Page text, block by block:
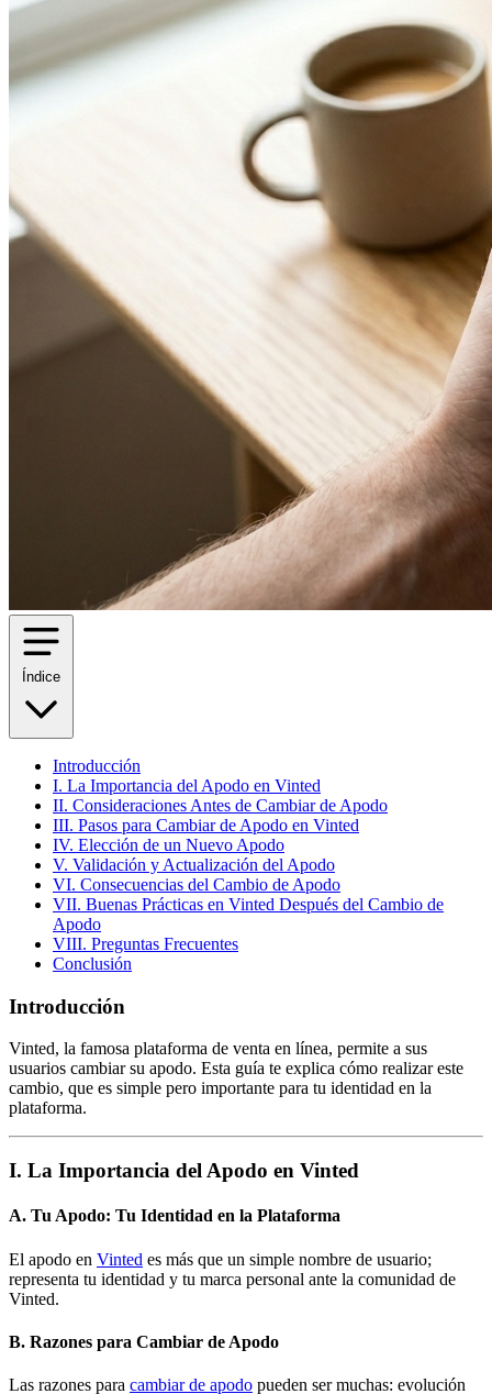
Índice
Introducción
I. La Importancia del Apodo en Vinted
II. Consideraciones Antes de Cambiar de Apodo
III. Pasos para Cambiar de Apodo en Vinted
IV. Elección de un Nuevo Apodo
V. Validación y Actualización del Apodo
VI. Consecuencias del Cambio de Apodo
VII. Buenas Prácticas en Vinted Después del Cambio de
Apodo
VIII. Preguntas Frecuentes
Conclusión
Introducción
Vinted, la famosa plataforma de venta en línea, permite a sus
usuarios cambiar su apodo. Esta guía te explica cómo realizar este
cambio, que es simple pero importante para tu identidad en la
plataforma.
I. La Importancia del Apodo en Vinted
A. Tu Apodo: Tu Identidad en la Plataforma
El apodo en Vinted es más que un simple nombre de usuario;
representa tu identidad y tu marca personal ante la comunidad de
Vinted.
B. Razones para Cambiar de Apodo
Las razones para cambiar de apodo pueden ser muchas: evolución